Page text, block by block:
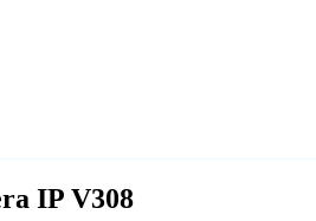
IP V308